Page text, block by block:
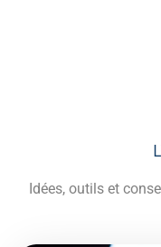
Idées, outils et